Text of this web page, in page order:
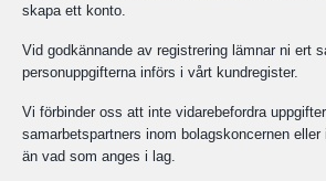
skapa ett konto.
Vid godkännande av registrering lämnar ni ert
personuppgifterna införs i vårt kundregister.
Vi förbinder oss att inte vidarebefordra
samarbetspartners inom bolagskoncernen
än vad som anges i lag.